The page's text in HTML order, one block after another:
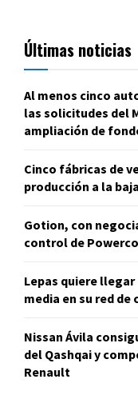
Últimas noticias
Al menos cinco
las solicitudes del
ampliación de
Cinco fábricas de
producción a la
Gotion, con
control de
Lepas quiere
media en su red
Nissan Ávila
del Qashqai y
Renault